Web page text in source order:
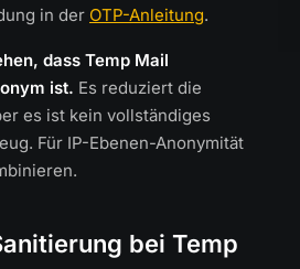
in der OTP-Anleitung.
dass Temp Mail
ist. Es reduziert die
es ist kein vollständiges
Für IP-Ebenen-Anonymität
bei Temp